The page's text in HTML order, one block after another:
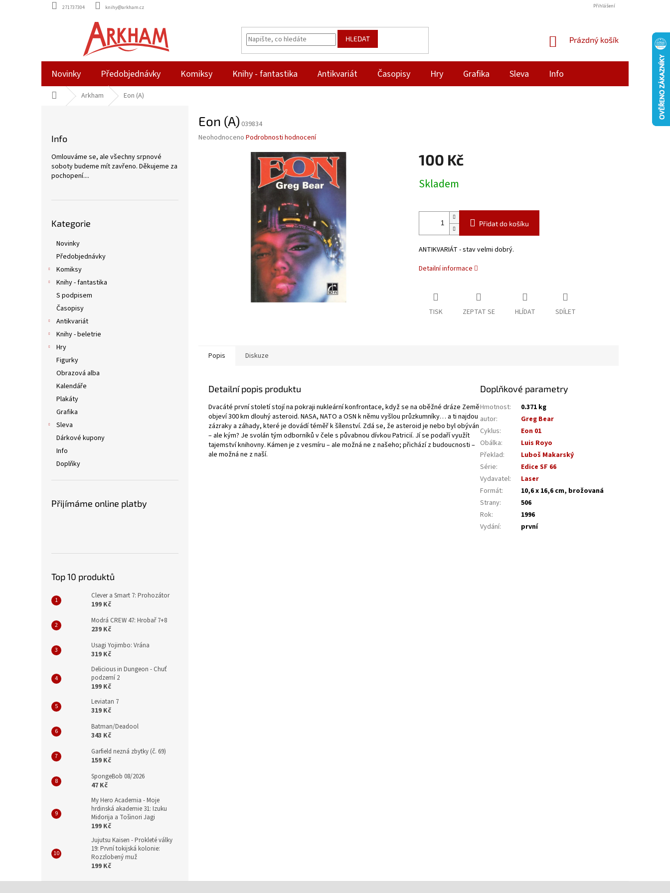
271737304 knihy@arkham.cz Přihlášení
HLEDAT
NÁKUPNÍ
Prázdný košík
Novinky Předobjednávky Komiksy Knihy - fantastika Antikvariát Časopisy Hry Grafika Sleva Info
Domů Arkham Eon (A)
Info
Omlouváme se, ale všechny srpnové
soboty budeme mít zavřeno. Děkujeme za
pochopení....
kategorie
Kategorie
Novinky
Předobjednávky
Komiksy
Knihy - fantastika
S podpisem
Časopisy
Antikvariát
Knihy - beletrie
Hry
Figurky
Obrazová alba
Kalendáře
Plakáty
Grafika
Sleva
Dárkové kupony
Info
Doplňky
Přijímáme online platby
Top 10 produktů
Clever a Smart 7: Prohozátor
199 Kč
Modrá CREW 47: Hrobař 7+8
239 Kč
Usagi Yojimbo: Vrána
319 Kč
Delicious in Dungeon - Chuť
podzemí 2
199 Kč
Leviatan 7
319 Kč
Batman/Deadool
343 Kč
Garfield nezná zbytky (č. 69)
159 Kč
SpongeBob 08/2026
47 Kč
My Hero Academia - Moje
hrdinská akademie 31: Izuku
Midorija a Tošinori Jagi
199 Kč
Jujutsu Kaisen - Prokleté války
19: První tokijská kolonie:
Rozzlobený muž
199 Kč
Eon (A) 039834
Průměrné
Neohodnoceno Podrobnosti hodnocení
100 Kč
cena:
Skladem
Přidat do košíku
ANTIKVARIÁT - stav velmi dobrý.
Detailní informace
TISK ZEPTAT SE HLÍDAT SDÍLET
Popis Diskuze
Detailní popis produktu
Dvacáté první století stojí na pokraji nukleární konfrontace, když se na oběžné dráze Země
objeví 300 km dlouhý asteroid. NASA, NATO a OSN k němu vyšlou průzkumníky… a ti najdou
zázraky a záhady, které je dovádí téměř k šílenství. Zdá se, že asteroid je nebo byl obýván
– ale kým? Je svolán tým odborníků v čele s půvabnou dívkou Patricií. Jí se podaří využít
tajemství knihovny. Kámen je z vesmíru – ale možná ne z našeho; přichází z budoucnosti –
ale možná ne z naší.
Doplňkové parametry
Hmotnost:
0.371 kg
autor:
Greg Bear
Cyklus:
Eon 01
Obálka:
Luis Royo
Překlad:
Luboš Makarský
Série:
Edice SF 66
Vydavatel:
Laser
Formát:
10,6 x 16,6 cm, brožovaná
Strany:
506
Rok:
1996
Vydání: první